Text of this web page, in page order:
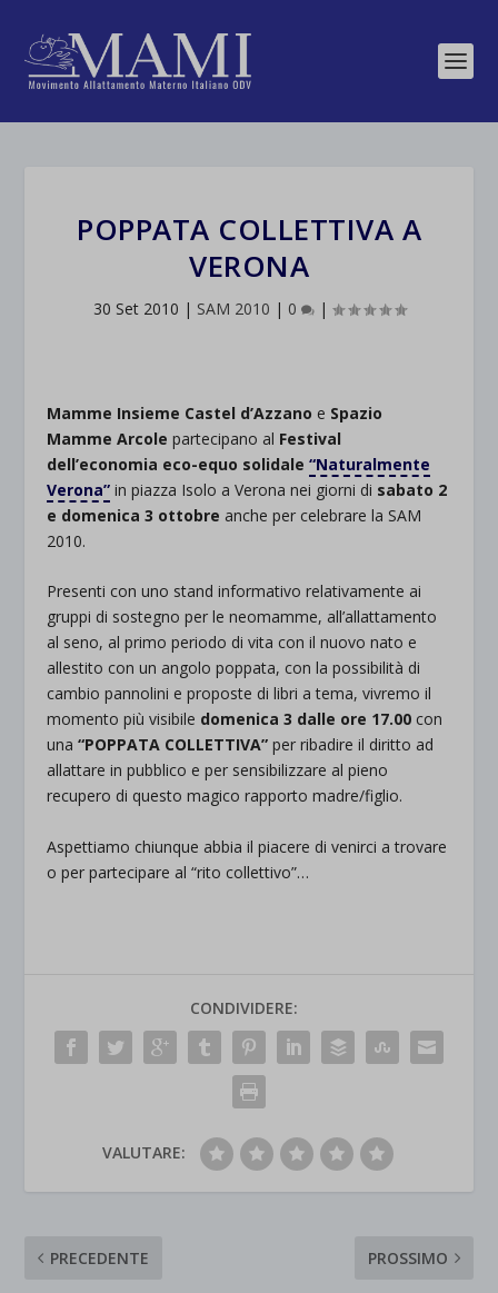
POPPATA COLLETTIVA A
VERONA
30 Set 2010 | SAM 2010 | 0 |
Mamme Insieme Castel d’Azzano e Spazio
Mamme Arcole partecipano al Festival
dell’economia eco-equo solidale“Naturalmente
Verona” in piazza Isolo a Verona nei giorni di sabato 2
e domenica 3 ottobre anche per celebrare la SAM
2010.
Presenti con uno stand informativo relativamente ai
gruppi di sostegno per le neomamme, all’allattamento
al seno, al primo periodo di vita con il nuovo nato e
allestito con un angolo poppata, con la possibilità di
cambio pannolini e proposte di libri a tema, vivremo il
momento più visibile domenica 3 dalle ore 17.00 con
una“POPPATA COLLETTIVA” per ribadire il diritto ad
allattare in pubblico e per sensibilizzare al pieno
recupero di questo magico rapporto madre/figlio.
Aspettiamo chiunque abbia il piacere di venirci a trovare
o per partecipare al “rito collettivo”…
CONDIVIDERE:
VALUTARE:
PRECEDENTE PROSSIMO